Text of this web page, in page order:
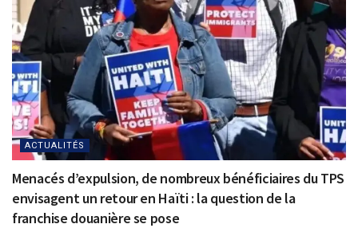
ACTUALITÉS
Menacés d’expulsion, de nombreux bénéficiaires du TPS
envisagent un retour en Haïti : la question de la
franchise douanière se pose